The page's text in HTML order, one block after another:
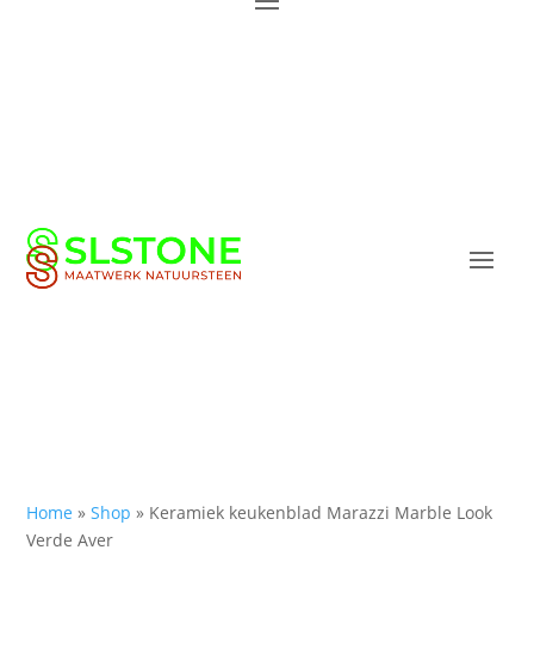
Home »Shop » Keramiek keukenblad Marazzi Marble Look
Verde Aver